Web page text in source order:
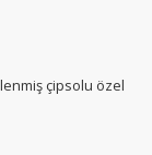
çipsolu özel